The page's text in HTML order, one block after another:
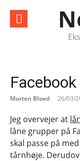
indhold
Morten Bloed 26/03/
Jeg overvejer at
låne grupper på
skal passe på
tårnhøje.